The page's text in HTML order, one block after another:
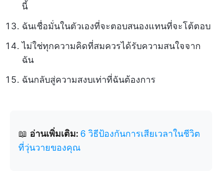
นี้
ฉันเชื่อมั่นในตัวเองที่จะตอบสนองแทนที่จะโต้ตอบ
ไม่ใช่ทุกความคิดที่สมควรได้รับความสนใจจาก
ฉัน
ฉันกลับสู่ความสงบเท่าที่ฉันต้องการ
📖 อ่านเพิ่มเติม: 6 วิธีป้องกันการเสียเวลาในชีวิต
ที่วุ่นวายของคุณ